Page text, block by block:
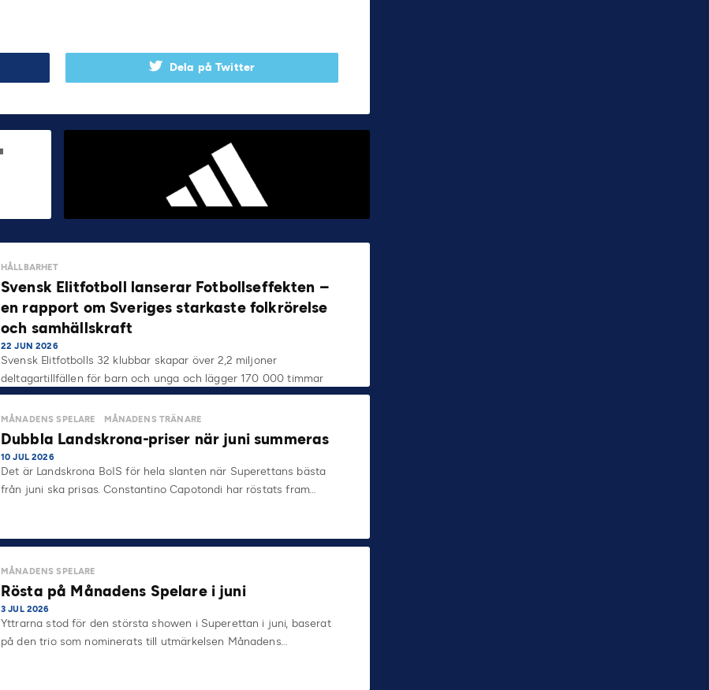
Dela på Twitter
HÅLLBARHET
Svensk Elitfotboll lanserar Fotbollseffekten –
en rapport om Sveriges starkaste folkrörelse
och samhällskraft
22 JUN 2026
Svensk Elitfotbolls 32 klubbar skapar över 2,2 miljoner
deltagartillfällen för barn och unga och lägger 170 000 timmar
på…
MÅNADENS SPELARE MÅNADENS TRÄNARE
Dubbla Landskrona-priser när juni summeras
10 JUL 2026
Det är Landskrona BoIS för hela slanten när Superettans bästa
från juni ska prisas. Constantino Capotondi har röstats fram…
MÅNADENS SPELARE
Rösta på Månadens Spelare i juni
3 JUL 2026
Yttrarna stod för den största showen i Superettan i juni, baserat
på den trio som nominerats till utmärkelsen Månadens…